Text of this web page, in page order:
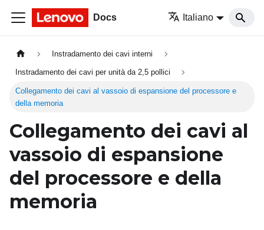
Docs Italiano
Instradamento dei cavi interni
Instradamento dei cavi per unità da 2,5 pollici
Collegamento dei cavi al vassoio di espansione del processore e
della memoria
Collegamento dei cavi al
vassoio di espansione
del processore e della
memoria